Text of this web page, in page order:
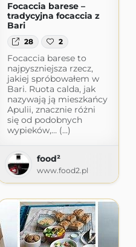
Focaccia barese –
tradycyjna focaccia z
Bari
28 2
Focaccia barese to
najpyszniejsza rzecz,
jakiej spróbowałem w
Bari. Ruota calda, jak
nazywają ją mieszkańcy
Apulii, znacznie różni
się od podobnych
wypieków,… (...)
food²
www.food2.pl